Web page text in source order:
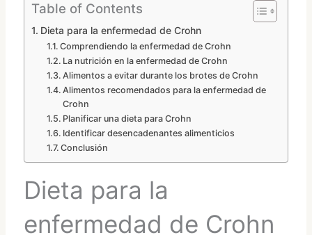
Table of Contents
Dieta para la enfermedad de Crohn
Comprendiendo la enfermedad de Crohn
La nutrición en la enfermedad de Crohn
Alimentos a evitar durante los brotes de Crohn
Alimentos recomendados para la enfermedad de
Crohn
Planificar una dieta para Crohn
Identificar desencadenantes alimenticios
Conclusión
Dieta para la
enfermedad de Crohn